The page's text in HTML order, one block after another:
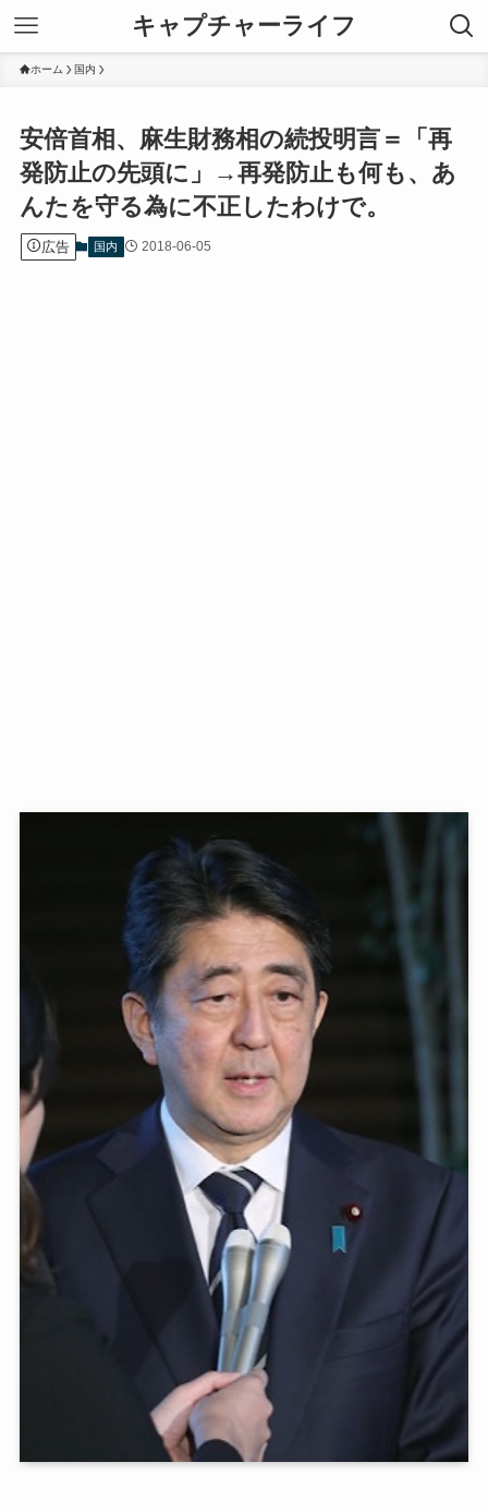
キャプチャーライフ
ホーム 国内
安倍首相、麻生財務相の続投明言＝「再
発防止の先頭に」→再発防止も何も、あ
んたを守る為に不正したわけで。
広告 国内 2018-06-05